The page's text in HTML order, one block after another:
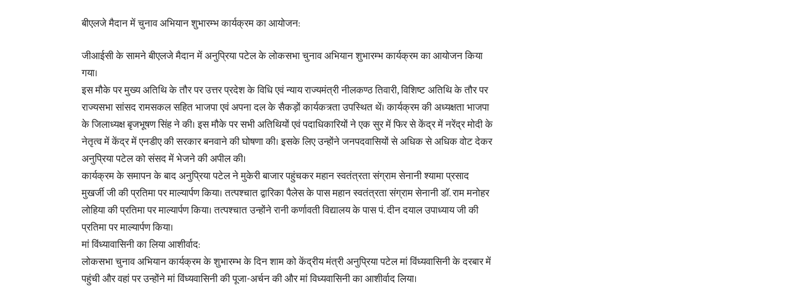
बीएलजे मैदान में चुनाव अभियान शुभारम्भ कार्यक्रम का आयोजन:
जीआईसी के सामने बीएलजे मैदान में अनुप्रिया पटेल के लोकसभा चुनाव अभियान शुभारम्भ कार्यक्रम का आयोजन किया
गया।
इस मौके पर मुख्य अतिथि के तौर पर उत्तर प्रदेश के विधि एवं न्याय राज्यमंत्री नीलकण्ठ तिवारी, विशिष्ट अतिथि के तौर पर
राज्यसभा सांसद रामसकल सहित भाजपा एवं अपना दल के सैकड़ों कार्यकत्र्ता उपस्थित थें। कार्यक्रम की अध्यक्षता भाजपा
के जिलाध्यक्ष बृजभूषण सिंह ने की। इस मौके पर सभी अतिथियों एवं पदाधिकारियों ने एक सुर में फिर से केंद्र में नरेंद्र मोदी के
नेतृत्व में केंद्र में एनडीए की सरकार बनवाने की घोषणा की। इसके लिए उन्होंने जनपदवासियों से अधिक से अधिक वोट देकर
अनुप्रिया पटेल को संसद में भेजने की अपील की।
कार्यक्रम के समापन के बाद अनुप्रिया पटेल ने मुकेरी बाजार पहुंचकर महान स्वतंत्रता संग्राम सेनानी श्यामा प्रसाद
मुखर्जी जी की प्रतिमा पर माल्यार्पण किया। तत्पश्चात द्वारिका पैलेस के पास महान स्वतंत्रता संग्राम सेनानी डॉ. राम मनोहर
लोहिया की प्रतिमा पर माल्यार्पण किया। तत्पश्चात उन्होंने रानी कर्णावती विद्यालय के पास पं. दीन दयाल उपाध्याय जी की
प्रतिमा पर माल्यार्पण किया।
मां विंध्यावासिनी का लिया आशीर्वाद:
लोकसभा चुनाव अभियान कार्यक्रम के शुभारम्भ के दिन शाम को केंद्रीय मंत्री अनुप्रिया पटेल मां विंध्यवासिनी के दरबार में
पहुंची और वहां पर उन्होंने मां विंध्यवासिनी की पूजा-अर्चन की और मां विध्यवासिनी का आशीर्वाद लिया।